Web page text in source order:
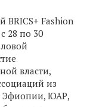
Fashion
28 по 30
власти,
из
Эфиопии, ЮАР,